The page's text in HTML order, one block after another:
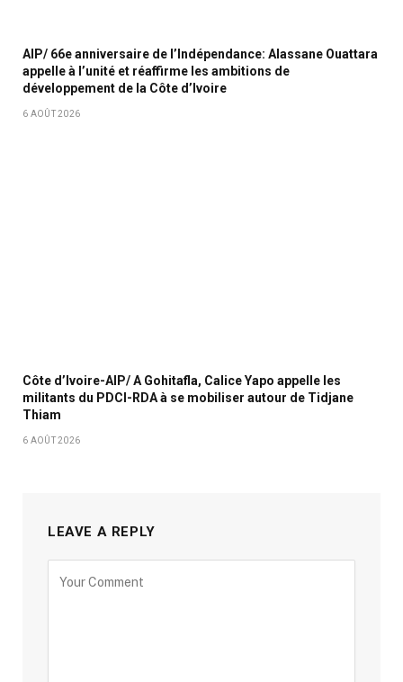
AIP/ 66e anniversaire de l’Indépendance: Alassane Ouattara
appelle à l’unité et réaffirme les ambitions de
développement de la Côte d’Ivoire
6 AOÛT 2026
Côte d’Ivoire-AIP/ A Gohitafla, Calice Yapo appelle les
militants du PDCI-RDA à se mobiliser autour de Tidjane
Thiam
6 AOÛT 2026
LEAVE A REPLY